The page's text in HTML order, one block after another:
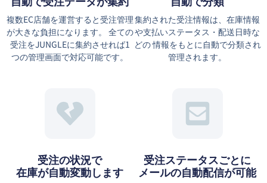
複数EC店舗を運営すると受注管理
が大きな負担になります。 全ての
受注をJUNGLEに集約させれば1
つの管理画面で対応可能です。
集約された受注情報は、在庫情報
や⽀払いステータス・配送⽇時な
どの 情報をもとに⾃動で分類され
管理されます。
受注の状況で
在庫が自動変動します
受注ステータスごとに
メールの自動配信が可能